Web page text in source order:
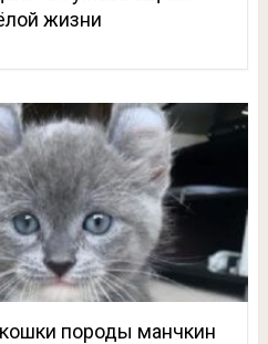
жизни
породы манчкин